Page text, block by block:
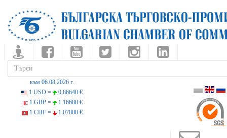
към 06.08.2026 г.
1 USD =
0.86640 €
1 GBP =
1.16680 €
1 CHF =
1.07000 €